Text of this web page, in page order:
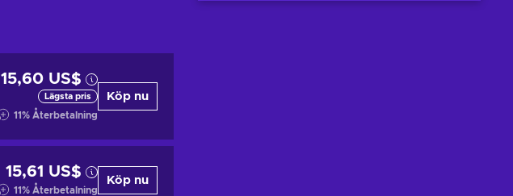
15,60 US$
Lägsta pris
11% Återbetalning
Köp nu
15,61 US$
11% Återbetalning
Köp nu